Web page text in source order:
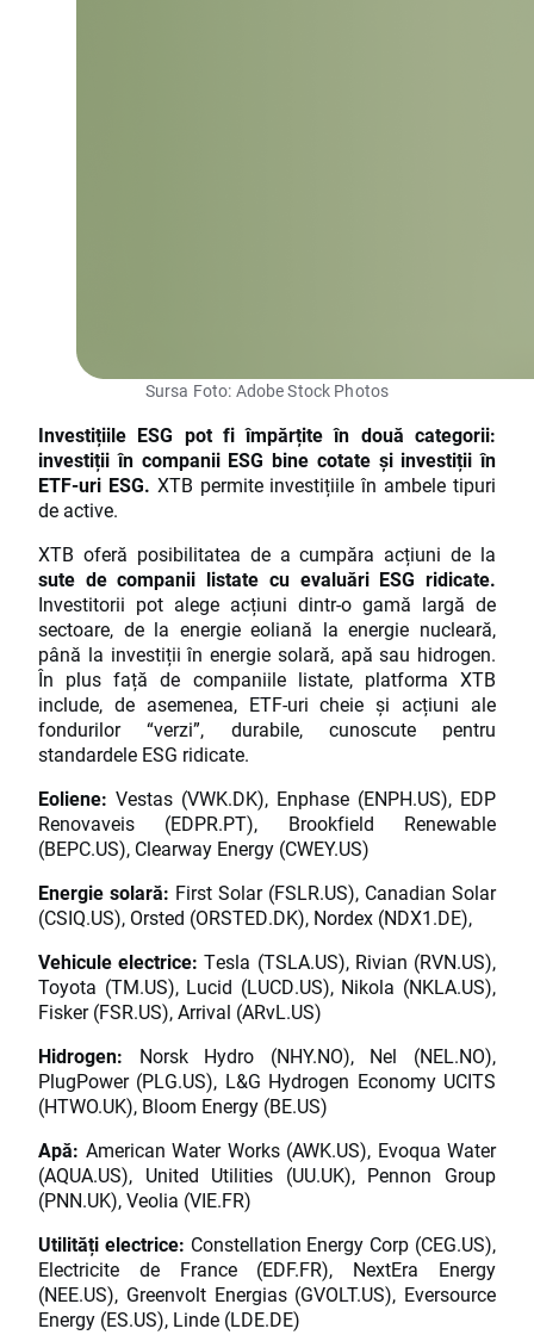
Sursa Foto: Adobe Stock Photos
Investițiile ESG pot fi împărțite în două categorii:
investiții în companii ESG bine cotate și investiții în
ETF-uri ESG. XTB permite investițiile în ambele tipuri
de active.
XTB oferă posibilitatea de a cumpăra acțiuni de la
sute de companii listate cu evaluări ESG ridicate.
Investitorii pot alege acțiuni dintr-o gamă largă de
sectoare, de la energie eoliană la energie nucleară,
până la investiții în energie solară, apă sau hidrogen.
În plus față de companiile listate, platforma XTB
include, de asemenea, ETF-uri cheie și acțiuni ale
fondurilor “verzi”, durabile, cunoscute pentru
standardele ESG ridicate.
Eoliene: Vestas (VWK.DK), Enphase (ENPH.US), EDP
Renovaveis (EDPR.PT), Brookfield Renewable
(BEPC.US), Clearway Energy (CWEY.US)
Energie solară: First Solar (FSLR.US), Canadian Solar
(CSIQ.US), Orsted (ORSTED.DK), Nordex (NDX1.DE),
Vehicule electrice:Tesla (TSLA.US), Rivian (RVN.US),
Toyota (TM.US), Lucid (LUCD.US), Nikola (NKLA.US),
Fisker (FSR.US), Arrival (ARvL.US)
Hidrogen: Norsk Hydro (NHY.NO), Nel (NEL.NO),
PlugPower (PLG.US), L&G Hydrogen Economy UCITS
(HTWO.UK), Bloom Energy (BE.US)
Apă: American Water Works (AWK.US), Evoqua Water
(AQUA.US), United Utilities (UU.UK), Pennon Group
(PNN.UK), Veolia (VIE.FR)
Utilități electrice: Constellation Energy Corp (CEG.US),
Electricite de France (EDF.FR), NextEra Energy
(NEE.US), Greenvolt Energias (GVOLT.US), Eversource
Energy (ES.US), Linde (LDE.DE)